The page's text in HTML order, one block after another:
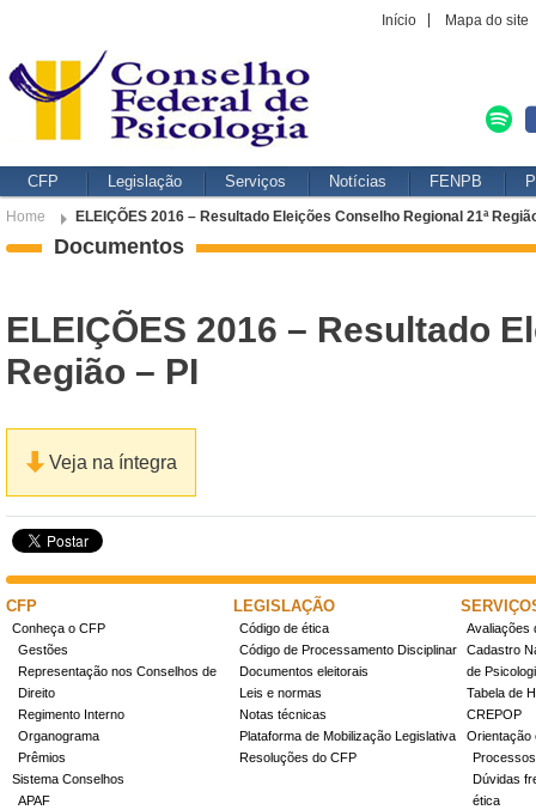
Início Mapa do site
CFP Legislação Serviços Notícias FENPB
Home ELEIÇÕES 2016 – Resultado Eleições Conselho Regional 21ª
Documentos
ELEIÇÕES 2016 – Resultado
Região – PI
Veja na íntegra
CFP
Conheça o CFP
Gestões
Representação nos Conselhos de
Direito
Regimento Interno
Organograma
Prêmios
Sistema Conselhos
APAF
LEGISLAÇÃO
Código de ética
Código de Processamento Disciplinar
Documentos eleitorais
Leis e normas
Notas técnicas
Plataforma de Mobilização Legislativa
Resoluções do CFP
Avaliações
Cadastro
de
Tabela de
CREPOP
Orientação
Dúvidas
ética